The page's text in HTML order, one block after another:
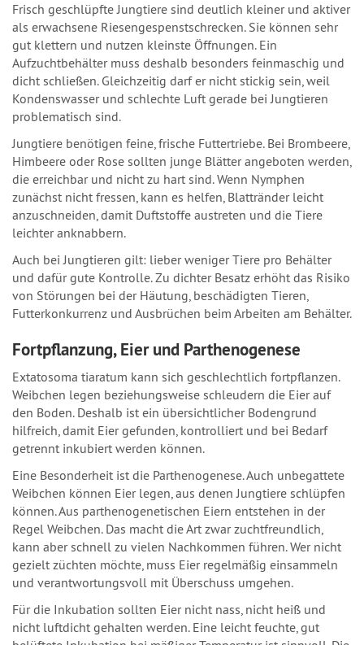
Frisch geschlüpfte Jungtiere sind deutlich kleiner und aktiver
als erwachsene Riesengespenstschrecken. Sie können sehr
gut klettern und nutzen kleinste Öffnungen. Ein
Aufzuchtbehälter muss deshalb besonders feinmaschig und
dicht schließen. Gleichzeitig darf er nicht stickig sein, weil
Kondenswasser und schlechte Luft gerade bei Jungtieren
problematisch sind.
Jungtiere benötigen feine, frische Futtertriebe. Bei Brombeere,
Himbeere oder Rose sollten junge Blätter angeboten werden,
die erreichbar und nicht zu hart sind. Wenn Nymphen
zunächst nicht fressen, kann es helfen, Blattränder leicht
anzuschneiden, damit Duftstoffe austreten und die Tiere
leichter anknabbern.
Auch bei Jungtieren gilt: lieber weniger Tiere pro Behälter
und dafür gute Kontrolle. Zu dichter Besatz erhöht das Risiko
von Störungen bei der Häutung, beschädigten Tieren,
Futterkonkurrenz und Ausbrüchen beim Arbeiten am Behälter.
Fortpflanzung, Eier und Parthenogenese
Extatosoma tiaratum kann sich geschlechtlich fortpflanzen.
Weibchen legen beziehungsweise schleudern die Eier auf
den Boden. Deshalb ist ein übersichtlicher Bodengrund
hilfreich, damit Eier gefunden, kontrolliert und bei Bedarf
getrennt inkubiert werden können.
Eine Besonderheit ist die Parthenogenese. Auch unbegattete
Weibchen können Eier legen, aus denen Jungtiere schlüpfen
können. Aus parthenogenetischen Eiern entstehen in der
Regel Weibchen. Das macht die Art zwar zuchtfreundlich,
kann aber schnell zu vielen Nachkommen führen. Wer nicht
gezielt züchten möchte, muss Eier regelmäßig einsammeln
und verantwortungsvoll mit Überschuss umgehen.
Für die Inkubation sollten Eier nicht nass, nicht heiß und
nicht luftdicht gehalten werden. Eine leicht feuchte, gut